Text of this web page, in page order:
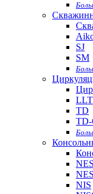
SJ
SM
LLT
TD
TD-
NES
NIS